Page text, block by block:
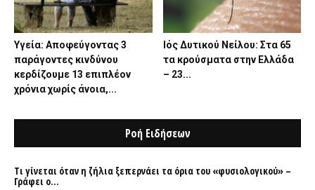
Υγεία: Αποφεύγοντας 3
παράγοντες κινδύνου
κερδίζουμε 13 επιπλέον
χρόνια χωρίς άνοια,...
Ιός Δυτικού Νείλου: Στα 65
τα κρούσματα στην Ελλάδα
– 23...
Ροή Ειδήσεων
Τι γίνεται όταν η ζήλια ξεπερνάει τα όρια του «φυσιολογικού» –
Γράφει ο...